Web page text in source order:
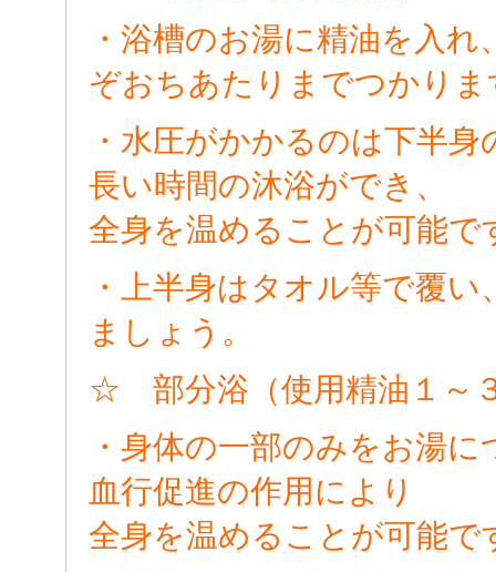
・浴槽のお湯に精油を入
ぞおちあたりまでつかりま
・水圧がかかるのは下半
長い時間の沐浴ができ、
全身を温めることが可能で
・上半身はタオル等で覆
ましょう。
☆ 部分浴（使用精油１～
・身体の一部のみをお湯
血行促進の作用により
全身を温めることが可能で